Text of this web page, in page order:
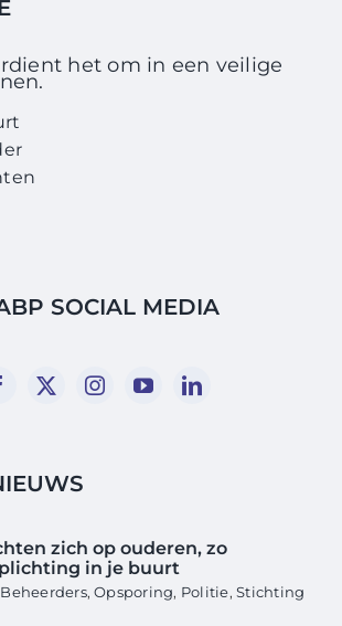
het om in een veilige
SOCIAL MEDIA
zich op ouderen, zo
in je buurt
Beheerders,Opsporing, Politie,Stichting